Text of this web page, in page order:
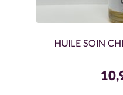
HUILE SOIN